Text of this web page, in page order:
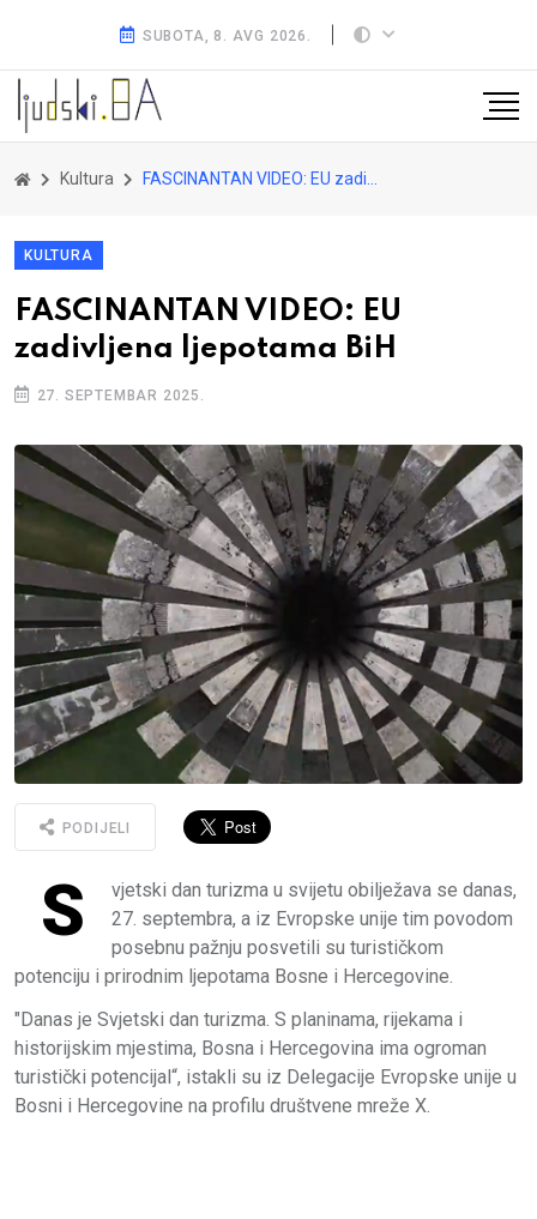
SUBOTA, 8. AVG 2026.
Kultura FASCINANTAN VIDEO: EU zadivljena ljepotama BiH
KULTURA
FASCINANTAN VIDEO: EU
zadivljena ljepotama BiH
27. SEPTEMBAR 2025.
PODIJELI
S
vjetski dan turizma u svijetu obilježava se danas,
27. septembra, a iz Evropske unije tim povodom
posebnu pažnju posvetili su turističkom
potenciju i prirodnim ljepotama Bosne i Hercegovine.
"Danas je Svjetski dan turizma. S planinama, rijekama i
historijskim mjestima, Bosna i Hercegovina ima ogroman
turistički potencijal“, istakli su iz Delegacije Evropske unije u
Bosni i Hercegovine na profilu društvene mreže X.